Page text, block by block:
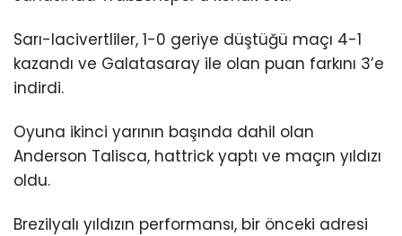
Sarı-lacivertliler, 1-0 geriye düştüğü maçı 4-1
kazandı ve Galatasaray ile olan puan farkını 3’e
indirdi.
Oyuna ikinci yarının başında dahil olan
Anderson Talisca, hattrick yaptı ve maçın yıldızı
oldu.
Brezilyalı yıldızın performansı, bir önceki adresi